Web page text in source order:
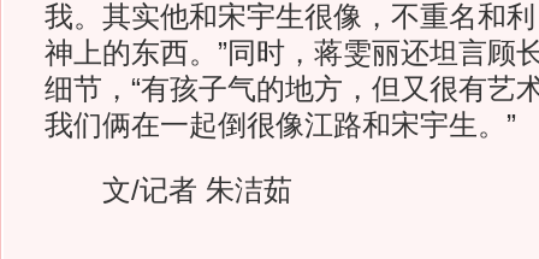
我。其实他和宋宇生很像，不重名和
神上的东西。”同时，蒋雯丽还坦言顾
细节，“有孩子气的地方，但又很有艺
我们俩在一起倒很像江路和宋宇生。”
文/记者 朱洁茹